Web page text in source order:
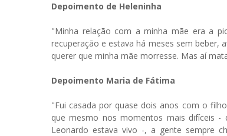
Depoimento de Heleninha
"Minha relação com a minha mãe era a
recuperação e estava há meses sem beber,
querer que minha mãe morresse. Mas aí
Depoimento Maria de Fátima
"Fui casada por quase dois anos com o
que mesmo nos momentos mais difíceis
Leonardo estava vivo -, a gente sempre